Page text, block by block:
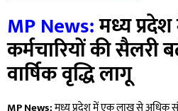
MP News:मध्य
कर्मचारियों की सैलरी
वार्षिक वृद्धि लागू